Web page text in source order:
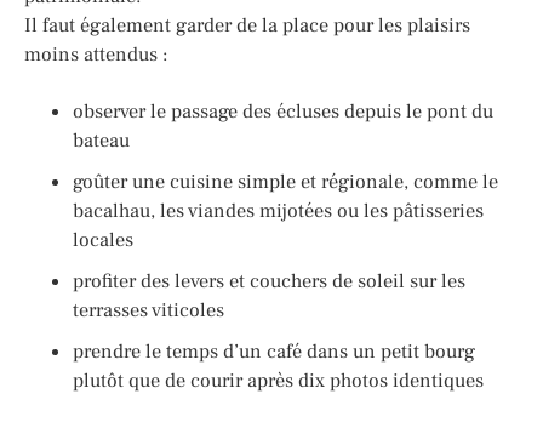
Il faut également garder de la place pour les plaisirs
moins attendus :
observer le passage des écluses depuis le pont du
bateau
goûter une cuisine simple et régionale, comme le
bacalhau, les viandes mijotées ou les pâtisseries
locales
profiter des levers et couchers de soleil sur les
terrasses viticoles
prendre le temps d’un café dans un petit bourg
plutôt que de courir après dix photos identiques